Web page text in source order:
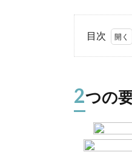
目次
1.
要
要因
2つの